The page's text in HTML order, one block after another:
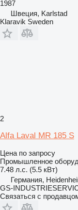
1987
Швеция, Karlstad
Klaravik Sweden
2
Alfa Laval MR 185 S
Цена по запросу
Промышленное
7.48 л.с. (5.5 кВт)
Германия,
GS-
Связаться с